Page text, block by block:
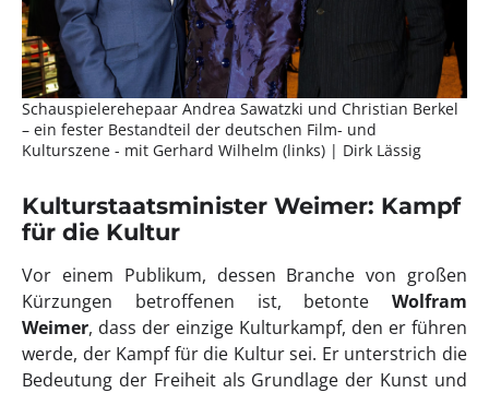
Schauspielerehepaar Andrea Sawatzki und Christian Berkel
– ein fester Bestandteil der deutschen Film- und
Kulturszene - mit Gerhard Wilhelm (links) | Dirk Lässig
Kulturstaatsminister Weimer: Kampf
für die Kultur
Vor einem Publikum, dessen Branche von großen
Kürzungen betroffenen ist, betonte Wolfram
Weimer, dass der einzige Kulturkampf, den er führen
werde, der Kampf für die Kultur sei. Er unterstrich die
Bedeutung der Freiheit als Grundlage der Kunst und